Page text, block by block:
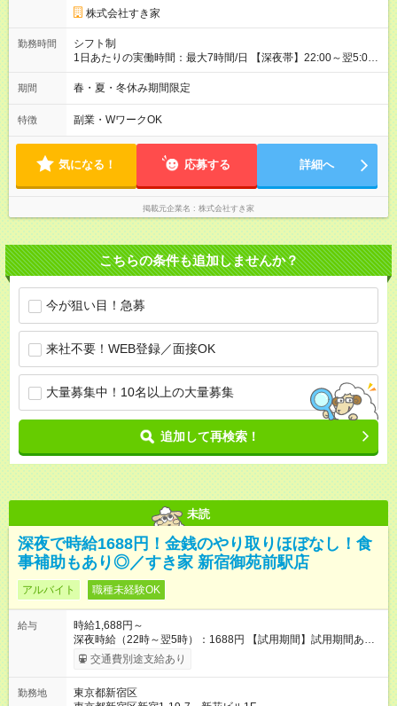
株式会社すき家
勤務時間
シフト制
1日あたりの実働時間：最大7時間/日 【深夜帯】22:00～翌5:00
週2日～・1日2h～OK◎ ※22:00から翌5:00までは18歳以上の方
のみ勤務可能です（18歳未満の深夜業務禁止のため） ★深夜で
す。 必ず、2名以上での勤務を行いますので、安心して働けま
す。
期間 春・夏・冬休み期間限定
特徴 副業・WワークOK
気になる！ 応募する 詳細へ
掲載元企業名 株式会社すき家
こちらの条件も追加しませんか？
今が狙い目！急募
来社不要！WEB登録／面接OK
大量募集中！10名以上の大量募集
追加して再検索！
未読
深夜で時給1688円！金銭のやり取りほぼなし！食
事補助もあり◎／すき家 新宿御苑前駅店
アルバイト 職種未経験OK
給与
時給1,688円～
深夜時給（22時～翌5時）：1688円 【試用期間】試用期間あり
試用期間の長さ：1ヶ月 雇用形態、給与は本採用時と同じです。
試用期間の実態は30日（※条件変更なし）ですが、切り上げで
同時給）
交通費別途支給あり
勤務地
東京都新宿区